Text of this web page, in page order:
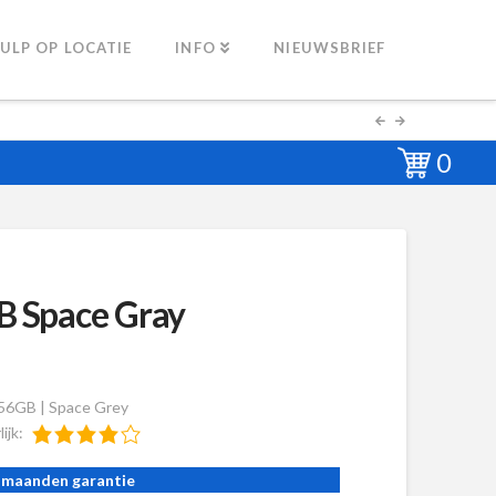
OP LOCATIE INFO NIEUWSBRIEF
0
Space Gray
| Space Grey
maanden garantie